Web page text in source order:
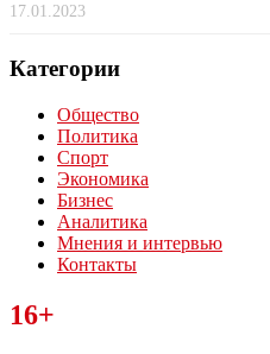
17.01.2023
Категории
Общество
Политика
Спорт
Экономика
Бизнес
Аналитика
Мнения и интервью
Контакты
Читайте последние новости
“ЗаНовомосковск”
16+